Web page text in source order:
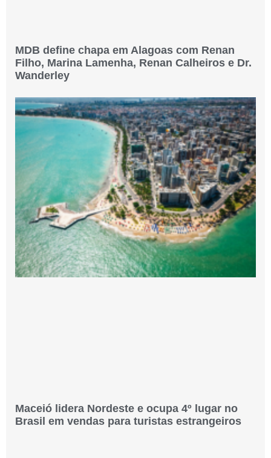
MDB define chapa em Alagoas com Renan
Filho, Marina Lamenha, Renan Calheiros e Dr.
Wanderley
Maceió lidera Nordeste e ocupa 4º lugar no
Brasil em vendas para turistas estrangeiros